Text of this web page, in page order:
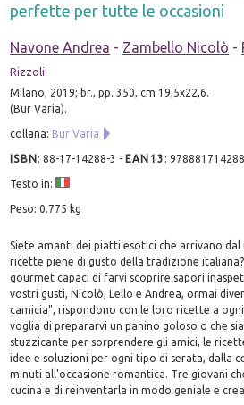
perfette per tutte le occasioni
Navone Andrea - Zambello Nicolò -
Rizzoli
Milano, 2019; br., pp. 350, cm 19,5x22,6.
(Bur Varia).
collana: Bur Varia
ISBN:88-17-14288-3 - EAN13 :
Testo in:
Peso: 0.775 kg
Siete amanti dei piatti esotici che arrivano
ricette piene di gusto della tradizione
gourmet capaci di farvi scoprire sapori
vostri gusti, Nicolò, Lello e Andrea, ormai
camicia", rispondono con le loro ricette a
voglia di prepararvi un panino goloso o che
stuzzicante per sorprendere gli amici, le
idee e soluzioni per ogni tipo di serata, dalla
minuti all'occasione romantica. Tre giovani
cucina e di reinventarla in modo geniale e